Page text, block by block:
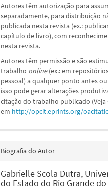
Autores têm autorização para
separadamente, para distribuição
publicada nesta revista (ex.:
capítulo de livro), com
nesta revista.
Autores têm permissão e são
trabalho online(ex.: em
pessoal) a qualquer ponto antes
isso pode gerar alterações
citação do trabalho publicado (Veja
em http://opcit.eprints.org/
Biografia do Autor
Gabrielle Scola Dutra,
do Estado do Rio Grande